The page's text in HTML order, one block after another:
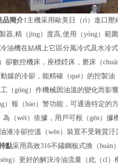
品簡介1主機采用歐美日（rì）進口壓
器,精（jīng）度高,使用（yòng）範
油機在結構上它區分風冷式及水冷
卻數控機床，座標鏜床，磨床（
媒的冷卻，能精確（què）的控製
（gōng）作機械因油溫的變化而影響
）報（bào）警功能，可通過特定的
（wéi）依據，用戶可根（gēn）
液冷卻控溫（wēn）裝置不受雜質
點采用高效316不鏽鋼板式換（huàn
）更好的解決冷油流量（此（cǐ）